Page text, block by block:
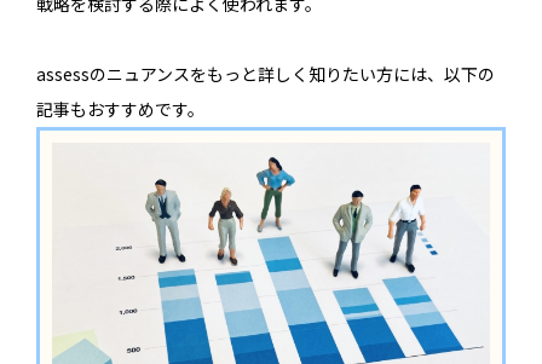
assessのニュアンスをもっと詳しく知りたい方には、以下の
記事もおすすめです。